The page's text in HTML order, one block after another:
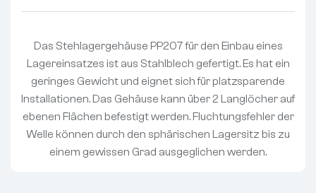
Das Stehlagergehäuse PP207 für den Einbau eines
Lagereinsatzes ist aus Stahlblech gefertigt. Es hat ein
geringes Gewicht und eignet sich für platzsparende
Installationen. Das Gehäuse kann über 2 Langlöcher auf
ebenen Flächen befestigt werden. Fluchtungsfehler der
Welle können durch den sphärischen Lagersitz bis zu
einem gewissen Grad ausgeglichen werden.